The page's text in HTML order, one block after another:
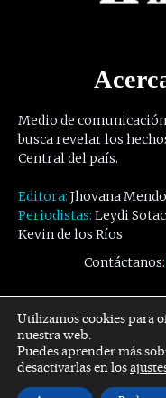
Medio de
busca revelar los
Central del país.
Editora: Jhovana
Periodistas: Leydi
Kevin de los Ríos
Contáctanos:
Facebook
Utilizamos cookies para
nuestra web.
Puedes aprender más
desactivarlas en los